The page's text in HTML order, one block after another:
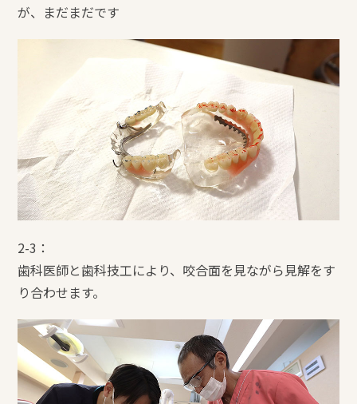
が、まだまだです
2-3：
歯科医師と歯科技工により、咬合面を見ながら見解をす
り合わせます。